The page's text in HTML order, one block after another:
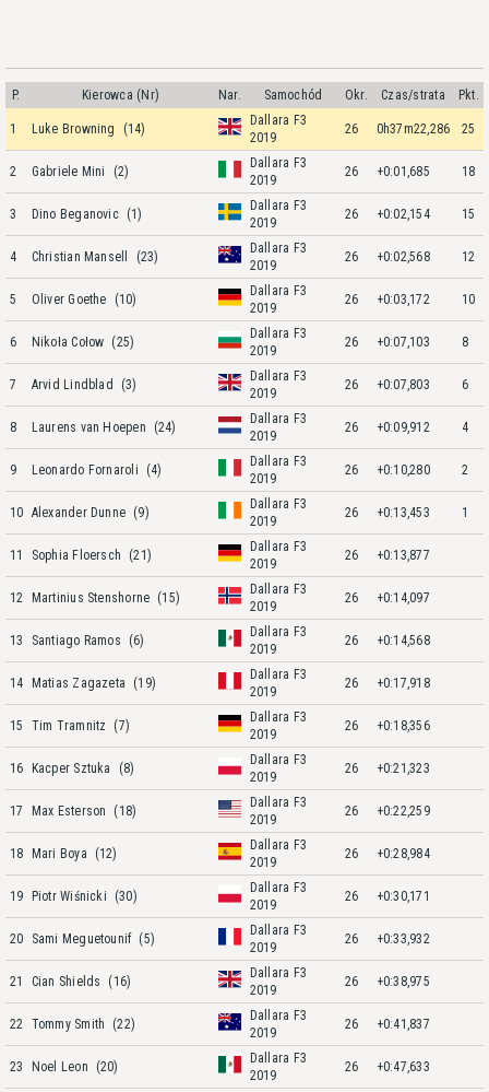
P. Kierowca (Nr) Nar. Samochód Okr. Czas/strata Pkt.
1 Luke Browning (14)
Dallara F3
2019
26 0h37m22,286 25
2 Gabriele Mini (2)
Dallara F3
2019
26 +0:01,685 18
3 Dino Beganovic (1)
Dallara F3
2019
26 +0:02,154 15
4 Christian Mansell (23)
Dallara F3
2019
26 +0:02,568 12
5 Oliver Goethe (10)
Dallara F3
2019
26 +0:03,172 10
6 Nikoła Cołow (25)
Dallara F3
2019
26 +0:07,103 8
7 Arvid Lindblad (3)
Dallara F3
2019
26 +0:07,803 6
8 Laurens van Hoepen (24)
Dallara F3
2019
26 +0:09,912 4
9 Leonardo Fornaroli (4)
Dallara F3
2019
26 +0:10,280 2
10 Alexander Dunne (9)
Dallara F3
2019
26 +0:13,453 1
11 Sophia Floersch (21)
Dallara F3
2019
26 +0:13,877
12 Martinius Stenshorne (15)
Dallara F3
2019
26 +0:14,097
13 Santiago Ramos (6)
Dallara F3
2019
26 +0:14,568
14 Matias Zagazeta (19)
Dallara F3
2019
26 +0:17,918
15 Tim Tramnitz (7)
Dallara F3
2019
26 +0:18,356
16 Kacper Sztuka (8)
Dallara F3
2019
26 +0:21,323
17 Max Esterson (18)
Dallara F3
2019
26 +0:22,259
18 Mari Boya (12)
Dallara F3
2019
26 +0:28,984
19 Piotr Wiśnicki (30)
Dallara F3
2019
26 +0:30,171
20 Sami Meguetounif (5)
Dallara F3
2019
26 +0:33,932
21 Cian Shields (16)
Dallara F3
2019
26 +0:38,975
22 Tommy Smith (22)
Dallara F3
2019
26 +0:41,837
23 Noel Leon (20)
Dallara F3
2019
26 +0:47,633